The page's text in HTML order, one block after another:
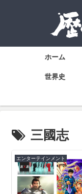
ホーム
世界史
三國志
エンターテインメント